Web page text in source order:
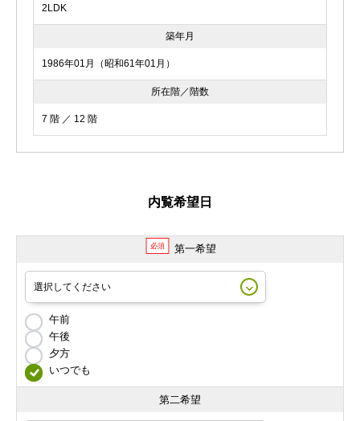
2LDK
築年月
1986年01月（昭和61年01月）
所在階／階数
7 階 ／ 12 階
内覧希望日
必須 第一希望
午前
午後
夕方
いつでも
第二希望